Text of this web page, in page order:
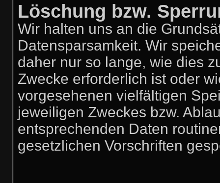
Löschung bzw.
Wir halten uns an die
Datensparsamkeit. Wir
daher nur so lange, wie dies
Zwecke erforderlich ist oder
vorgesehenen vielfältigen
jeweiligen Zweckes bzw.
entsprechenden Daten
gesetzlichen Vorschriften